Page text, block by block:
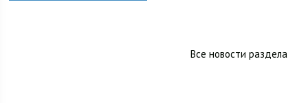
Все новости раздела